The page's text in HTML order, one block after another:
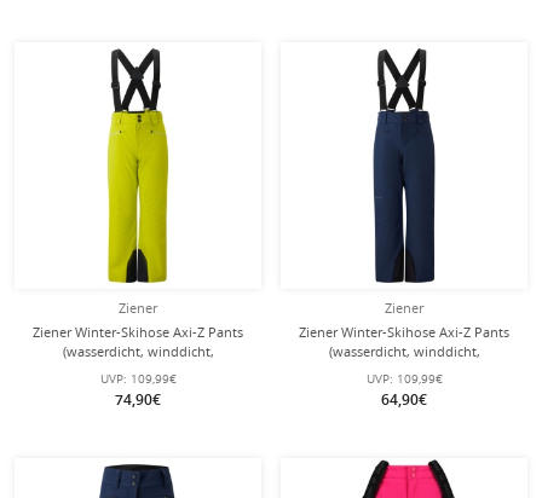
Ziener
Ziener Winter-Skihose Axi-Z Pants
(wasserdicht, winddicht,
Schneefang) 2025 hellgrün
Jungen/Kinder
UVP: 109,99€
74,90€
Ziener
Ziener Winter-Skihose Axi-Z Pants
(wasserdicht, winddicht,
Schneefang) 2025 navyblau
Jungen/Kinder
UVP: 109,99€
64,90€